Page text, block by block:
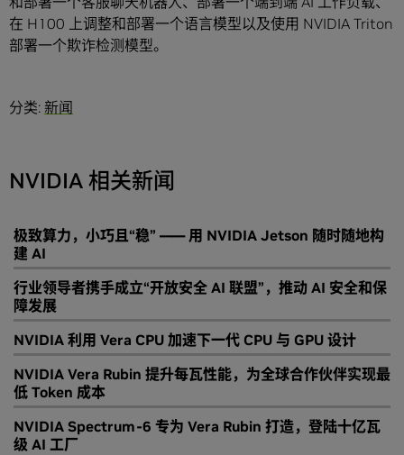
在 H100 上调整和部署一个语言模型以及使用 NVIDIA Triton
部署一个欺诈检测模型。
分类: 新闻
NVIDIA 相关新闻
极致算力，小巧且“稳” —— 用 NVIDIA Jetson 随时随地构
建 AI
行业领导者携手成立“开放安全 AI 联盟”，推动 AI 安全和保
障发展
NVIDIA 利用 Vera CPU 加速下一代 CPU 与 GPU 设计
NVIDIA Vera Rubin 提升每瓦性能，为全球合作伙伴实现最
低 Token 成本
NVIDIA Spectrum-6 专为 Vera Rubin 打造，登陆十亿瓦
级 AI 工厂